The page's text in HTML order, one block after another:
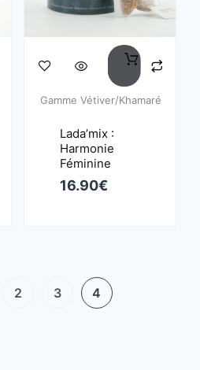
Gamme Vétiver/Khamaré
Lada’mix :
Harmonie
Féminine
16.90€
2 3 4